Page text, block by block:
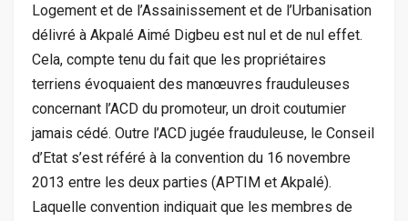
Logement et de l’Assainissement et de l’Urbanisation
délivré à Akpalé Aimé Digbeu est nul et de nul effet.
Cela, compte tenu du fait que les propriétaires
terriens évoquaient des manœuvres frauduleuses
concernant l’ACD du promoteur, un droit coutumier
jamais cédé. Outre l’ACD jugée frauduleuse, le Conseil
d’Etat s’est référé à la convention du 16 novembre
2013 entre les deux parties (APTIM et Akpalé).
Laquelle convention indiquait que les membres de